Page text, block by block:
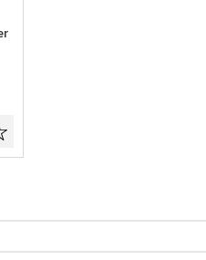
till i favoriter